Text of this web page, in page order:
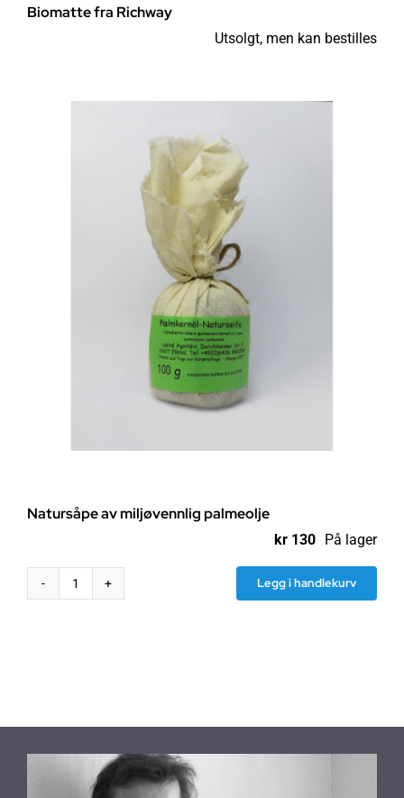
Biomatte fra Richway
Utsolgt, men kan bestilles
Natursåpe av miljøvennlig palmeolje
kr 130 På lager
Natursåpe
Legg i handlekurv